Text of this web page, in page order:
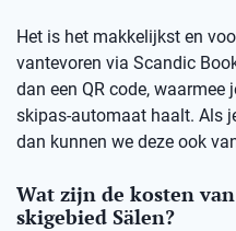
Het is het makkelijkst en
vantevoren via Scandic
dan een QR code, waarmee
skipas-automaat haalt. Als
dan kunnen we deze ook
Wat zijn de kosten
skigebied Sälen?